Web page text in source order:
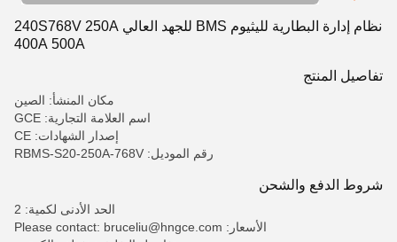
نظام إدارة البطارية لليثيوم BMS للجهد العالي 240S768V 250A
400A 500A
تفاصيل المنتج
مكان المنشأ: الصين
اسم العلامة التجارية: GCE
إصدار الشهادات: CE
رقم الموديل: RBMS-S20-250A-768V
شروط الدفع والشحن
الحد الأدنى لكمية: 2
الأسعار: Please contact: bruceliu@hngce.com